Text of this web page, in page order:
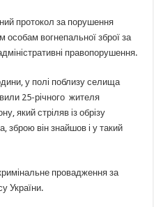
протокол за порушення
особам вогнепальної зброї за
правопорушення.
у полі поблизу селища
25-річного жителя
який стріляв із обрізу
зброю він знайшов і у такий
провадження за
України.